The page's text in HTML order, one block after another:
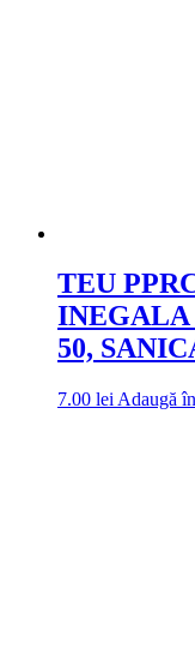
TEU
INEGALA
50,
7.00 lei Adaugă